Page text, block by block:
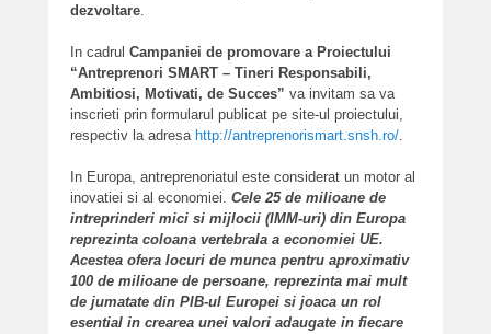
dezvoltare.
In cadrul Campaniei de promovare a Proiectului
“Antreprenori SMART – Tineri Responsabili,
Ambitiosi, Motivati, de Succes” va invitam sa va
inscrieti prin formularul publicat pe site-ul proiectului,
respectiv la adresa http://antreprenorismart.snsh.ro/.
In Europa, antreprenoriatul este considerat un motor al
inovatiei si al economiei. Cele 25 de milioane de
intreprinderi mici si mijlocii (IMM-uri) din Europa
reprezinta coloana vertebrala a economiei UE.
Acestea ofera locuri de munca pentru aproximativ
100 de milioane de persoane, reprezinta mai mult
de jumatate din PIB-ul Europei si joaca un rol
esential in crearea unei valori adaugate in fiecare